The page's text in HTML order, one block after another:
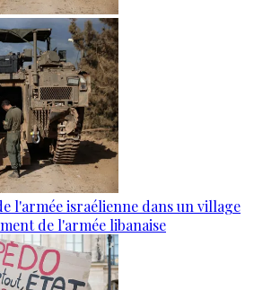
l'armée israélienne dans un village
de l'armée libanaise